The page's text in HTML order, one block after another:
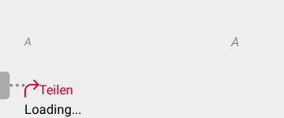
A A
Teilen
Loading...